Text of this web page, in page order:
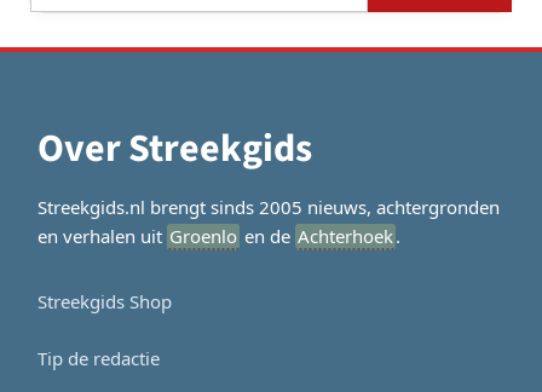
Over Streekgids
Streekgids.nl brengt sinds 2005 nieuws, achtergronden
en verhalen uit Groenlo en de Achterhoek.
Streekgids Shop
Tip de redactie